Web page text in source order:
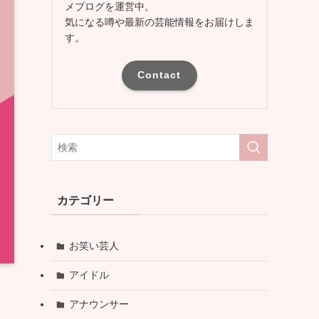
メブログを運営中。
気になる噂や最新の芸能情報をお届けしま
す。
Contact
カテゴリー
お笑い芸人
アイドル
アナウンサー